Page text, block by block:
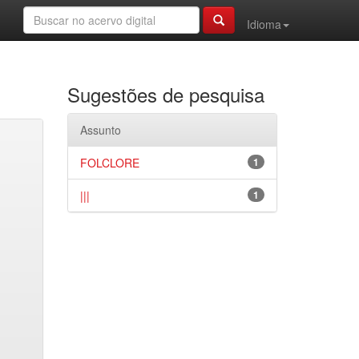
Idioma
Sugestões de pesquisa
Assunto
1
FOLCLORE
1
|||